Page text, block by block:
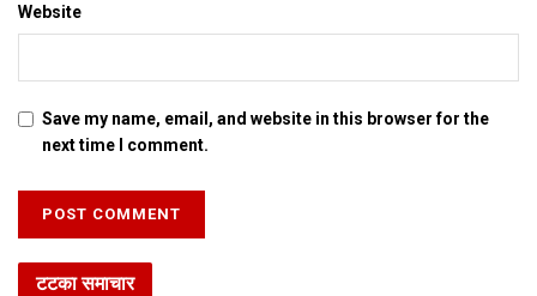
Website
Save my name, email, and website in this browser for the
next time I comment.
टटका समाचार